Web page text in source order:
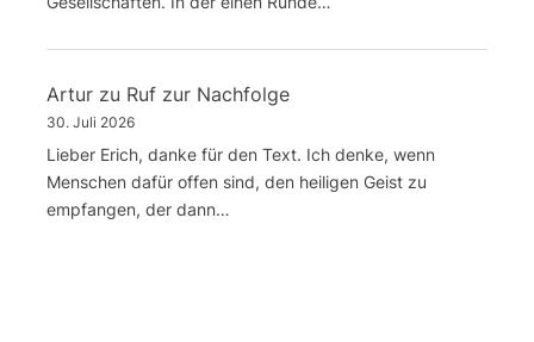
Artur zu Ruf zur Nachfolge
30. Juli 2026
Lieber Erich, danke für den Text. Ich denke, wenn
Menschen dafür offen sind, den heiligen Geist zu
empfangen, der dann…